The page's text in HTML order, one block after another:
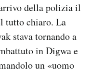
della polizia il
tutto chiaro. La
stava tornando a
in Digwa e
un «uomo